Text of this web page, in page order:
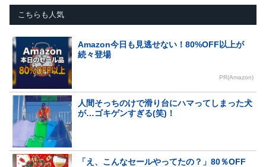
こちらも人気
Amazon今日も見逃せない！80%OFF以上が
続々登場
PR(Amazon)
人間そっちのけで滑り台にハマってしまった犬
が…ゴキゲンすぎる(笑)！
「え、こんなセールやってたの？」80％OFF